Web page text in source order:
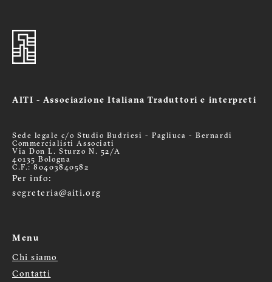
AITI - Associazione Italiana Traduttori e interpreti
Sede legale c/o Studio Budriesi - Pagliuca - Bernardi
Commercialisti Associati
Via Don L. Sturzo N. 52/A
40135 Bologna
C.F.: 80403840582
Per info:
segreteria@aiti.org
Menu
Menù
Chi siamo
Contatti